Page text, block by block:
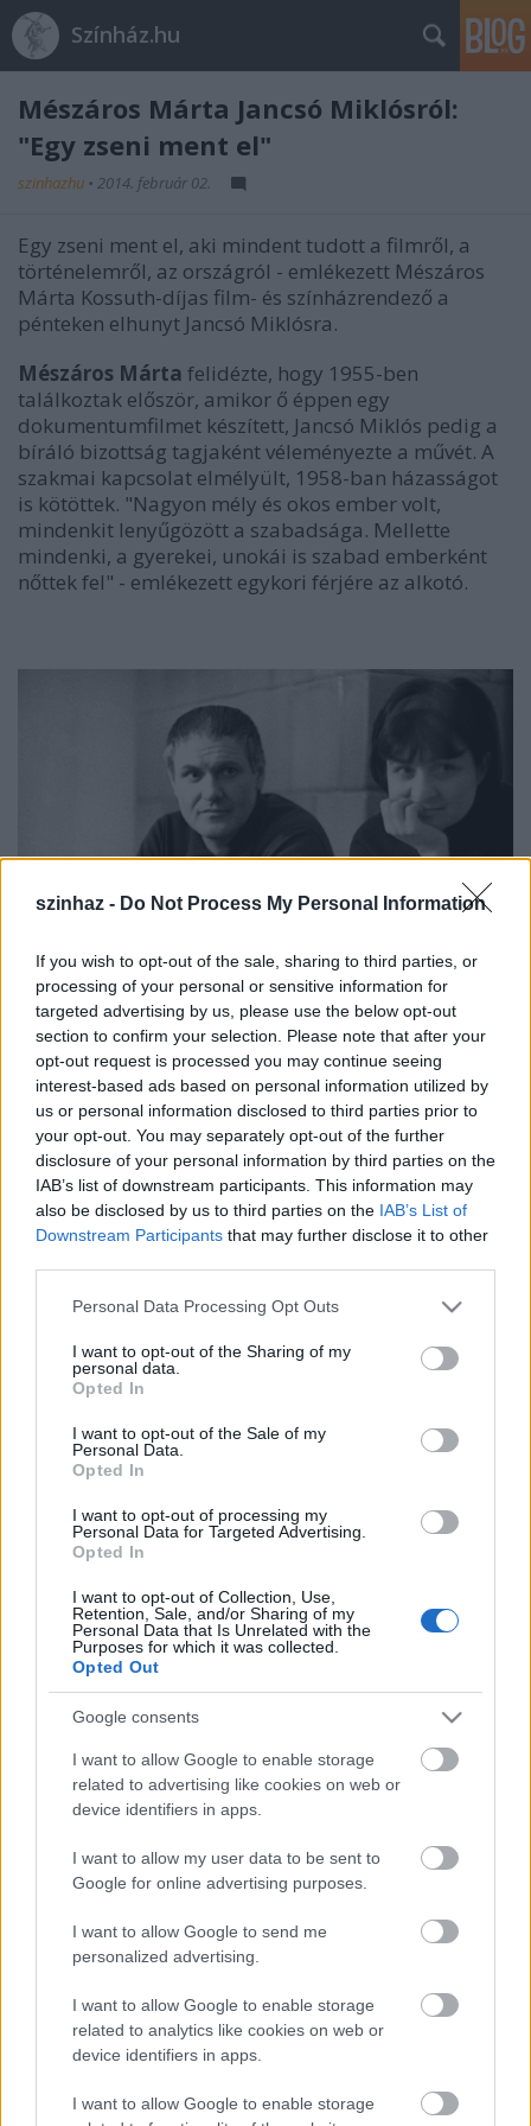
szinhaz - Do Not Process My Personal Information
If you wish to opt-out of the sale, sharing to third parties, or
processing of your personal or sensitive information for
targeted advertising by us, please use the below opt-out
section to confirm your selection. Please note that after your
opt-out request is processed you may continue seeing
interest-based ads based on personal information utilized by
us or personal information disclosed to third parties prior to
your opt-out. You may separately opt-out of the further
disclosure of your personal information by third parties on the
IAB’s list of downstream participants. This information may
also be disclosed by us to third parties on the IAB’s List of
Downstream Participants that may further disclose it to other
Please note that this website/app uses one or more Google
not limited to your visit or usage behaviour. You may click to
grant or deny consent to Google and its third-party tags to
use your data for below specified purposes in below Google
consent section.
Personal Data Processing Opt Outs
I want to opt-out of the Sharing of my
personal data.
Opted In
I want to opt-out of the Sale of my
Personal Data.
Opted In
I want to opt-out of processing my
Personal Data for Targeted Advertising.
Opted In
I want to opt-out of Collection, Use,
Retention, Sale, and/or Sharing of my
Personal Data that Is Unrelated with the
Purposes for which it was collected.
Opted Out
Google consents
I want to allow Google to enable storage
related to advertising like cookies on web or
device identifiers in apps.
I want to allow my user data to be sent to
Google for online advertising purposes.
I want to allow Google to send me
personalized advertising.
I want to allow Google to enable storage
related to analytics like cookies on web or
device identifiers in apps.
I want to allow Google to enable storage
Színház.hu
Mészáros Márta Jancsó Miklósról:
"Egy zseni ment el"
szinhazhu • 2014. február 02.
Egy zseni ment el, aki mindent tudott a filmről, a
történelemről, az országról - emlékezett Mészáros
Márta Kossuth-díjas film- és színházrendező a
pénteken elhunyt Jancsó Miklósra.
Mészáros Márta felidézte, hogy 1955-ben
találkoztak először, amikor ő éppen egy
dokumentumfilmet készített, Jancsó Miklós pedig a
bíráló bizottság tagjaként véleményezte a művét. A
szakmai kapcsolat elmélyült, 1958-ban házasságot
is kötöttek. "Nagyon mély és okos ember volt,
mindenkit lenyűgözött a szabadsága. Mellette
mindenki, a gyerekei, unokái is szabad emberként
nőttek fel" - emlékezett egykori férjére az alkotó.
Fotó: MTI
A rendezőJancsó Miklóstzseninek nevezte, akinek
jelentőségének felméréséhez évek, sőt évtizedek
kellenek. "Az ő filmjeit nemcsak végig kell nézni,
hanem végig kell gondolkodni is" - mutatott rá a
Napló apámnak, anyámnak alkotója, hozzátéve,
hogy Jancsó Miklós zseniként nyúlt a képhez, a
kamerához is.
Nemcsak azért volt sikeres, mert jó filmeket csinált,
hanem a műveiben tetten érhető tudás miatt is:
olyan információt adott Magyarországról, amely az
egész világ számára érdekes volt - fogalmazott
Mészáros Márta, megjegyezve, hogy Jancsó Miklós
filmjeit a világon mindenhol értették, szerették,
alkotásait.
Mészáros Márta
Szegénylegényeket és a Csillagosok, katonák című
filmeket emelte ki az életműből, szerinte ezek
hibátlan remekművek, örök alkotások, valamint
megemlítette az utolsó játékfilmet, az Oda az
igazságot is, amelyet friss és nagyon
A rendező szólt arról is, hogy Jancsó Miklós bizalma
sokat jelentett neki a pályája kezdetén, hiszen az első
női filmrendezőnek számít és kevesen hittek benne.
Jancsó Miklósutolsó játékfilmje, az Oda az
igazság után többször is azt mondta, hogy nem akar
több filmet forgatni, Mészáros Márta szerint ha